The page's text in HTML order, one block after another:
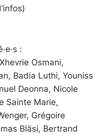
:
Osmani,
Badia Luthi, Youniss
Deonna, Nicole
Sainte Marie,
Grégoire
Bläsi, Bertrand